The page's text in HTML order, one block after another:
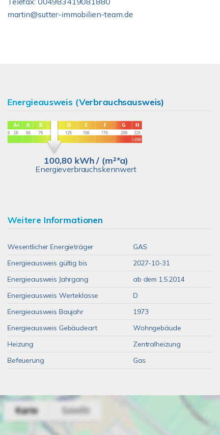
martin@sutter-immobilien-team.de
Energieausweis (Verbrauchsausweis)
100,80 kWh / (m²*a)
Energieverbrauchskennwert
Weitere Informationen
Wesentlicher Energieträger
GAS
Energieausweis gültig bis
2027-10-31
Energieausweis Jahrgang
ab dem 1.5.2014
Energieausweis Werteklasse
D
Energieausweis Baujahr
1973
Energieausweis Gebäudeart
Wohngebäude
Heizung
Zentralheizung
Befeuerung
Gas